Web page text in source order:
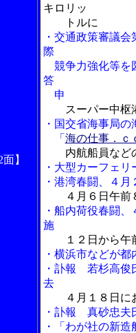
】
キロリッ
トルに
・交通政策審議
際
競争力強化等を
答
申
スーパー中枢
・国交省海事局
「 海の仕事．ｃ
内航船員など
・大型カーフェ
・港湾春闘、４
４月６日午前８
・船内荷役春闘
施
１２日から午
・横浜市などが
・訃報 若杉高俊
去
４月１８日に
・訃報 真砂忠夫
・
「わが社の新造